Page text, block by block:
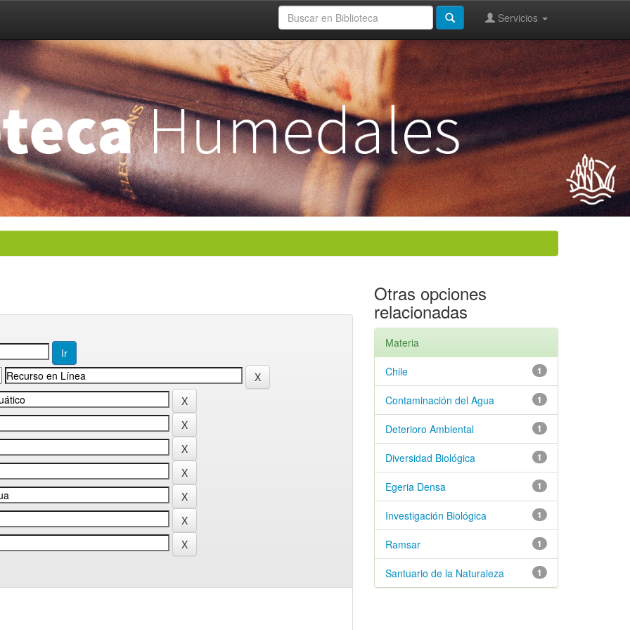
Servicios
Otras opciones
relacionadas
Materia
1
Chile
1
Contaminación del Agua
1
Deterioro Ambiental
1
Diversidad Biológica
1
Egeria Densa
1
Investigación Biológica
1
Ramsar
1
Santuario de la Naturaleza